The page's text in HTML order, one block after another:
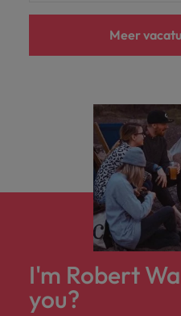
Meer
I'm Robert
you?